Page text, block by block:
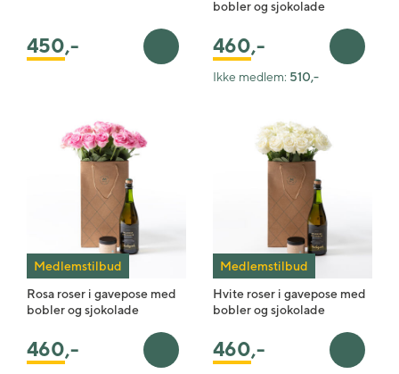
450,- Legg i handlekurv
bobler og sjokolade
460,- Legg i
Ikke medlem: 510,-
Medlemstilbud
Rosa roser i gavepose med
bobler og sjokolade
460,- Legg i handlekurv
Medlemstilbud
Hvite roser i gavepose med
bobler og sjokolade
460,- Legg i